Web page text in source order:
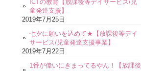
ICTの教育【放課後等デイサービス/児
童発達支援】
2019年7月25日
七夕に願いを込めて★【放課後等デイ
サービス/児童発達支援事業】
2019年7月22日
1番が偉いにきまってるやん！【放課後